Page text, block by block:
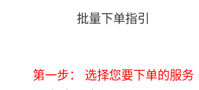
批量下单指引
第一步： 选择您要下单的服务